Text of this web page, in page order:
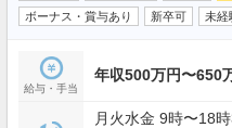
ボーナス・賞与あり
新卒可 未経
給与・手当
年収500万円〜650
月火水金 9時〜18